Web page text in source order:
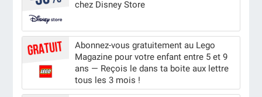
chez Disney Store
Abonnez-vous gratuitement au Lego
Magazine pour votre enfant entre 5 et 9
ans — Reçois le dans ta boite aux lettre
tous les 3 mois !